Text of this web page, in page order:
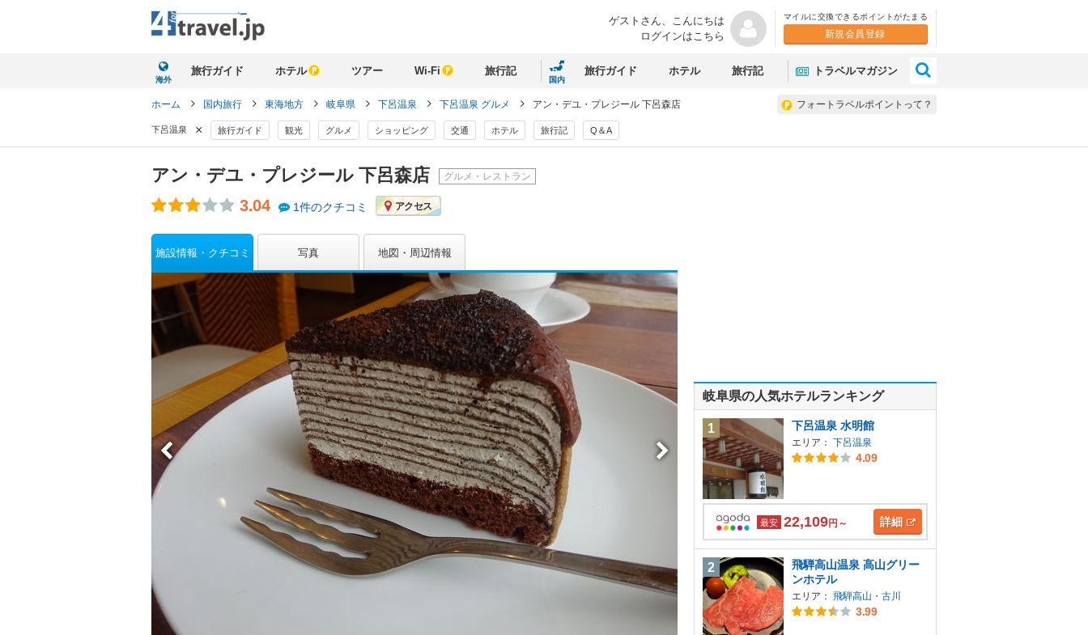
ゲストさん、 こんにちは
ログインはこちら
マイルに交換できるポイントがたまる
新規会員登録
海外
旅行ガイド ホテル ツアー Wi-Fi 旅行記
国内
旅行ガイド ホテル 旅行記 トラベルマガジン
フォートラベルポイントって？
ホーム 国内旅行 東海地方 岐阜県 下呂温泉 下呂温泉 グルメ アン・デユ・プレジール 下呂森店
下呂温泉 × 旅行ガイド 観光 グルメ ショッピング 交通 ホテル 旅行記 Q＆A
アン・デユ・プレジール 下呂森店 グルメ・レストラン
3.04 1件のクチコミ アクセス
施設情報・クチコミ 写真 地図・周辺情報
岐阜県の人気ホテルランキング
1 下呂温泉 水明館
エリア： 下呂温泉
4.09
最安 22,109円～ 詳細
2
飛騨高山温泉 高山グリー
ンホテル
エリア： 飛騨高山・古川
3.99